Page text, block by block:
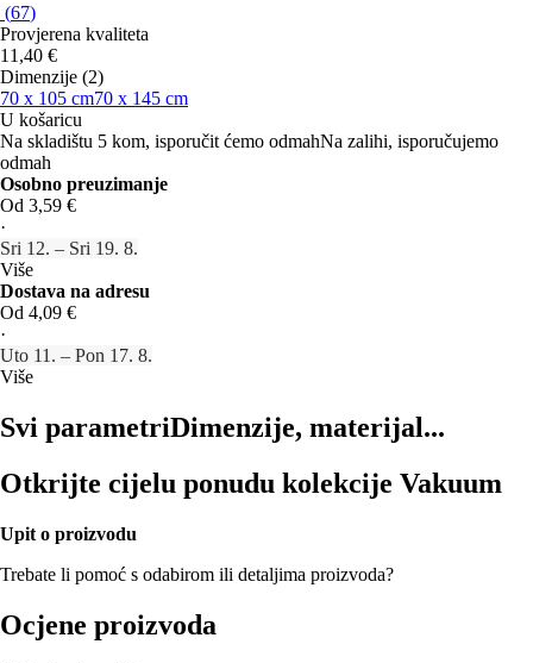
(67)
Provjerena kvaliteta
11,40 €
Dimenzije (2)
70 x 105 cm70 x 145 cm
U košaricu
Na skladištu 5 kom, isporučit ćemo odmahNa zalihi, isporučujemo
odmah
Osobno preuzimanje
Od 3,59 €
·
Sri 12. – Sri 19. 8.
Više
Dostava na adresu
Od 4,09 €
·
Uto 11. – Pon 17. 8.
Više
Svi parametriDimenzije, materijal...
Otkrijte cijelu ponudu kolekcije Vakuum
Upit o proizvodu
Trebate li pomoć s odabirom ili detaljima proizvoda?
Ocjene proizvoda